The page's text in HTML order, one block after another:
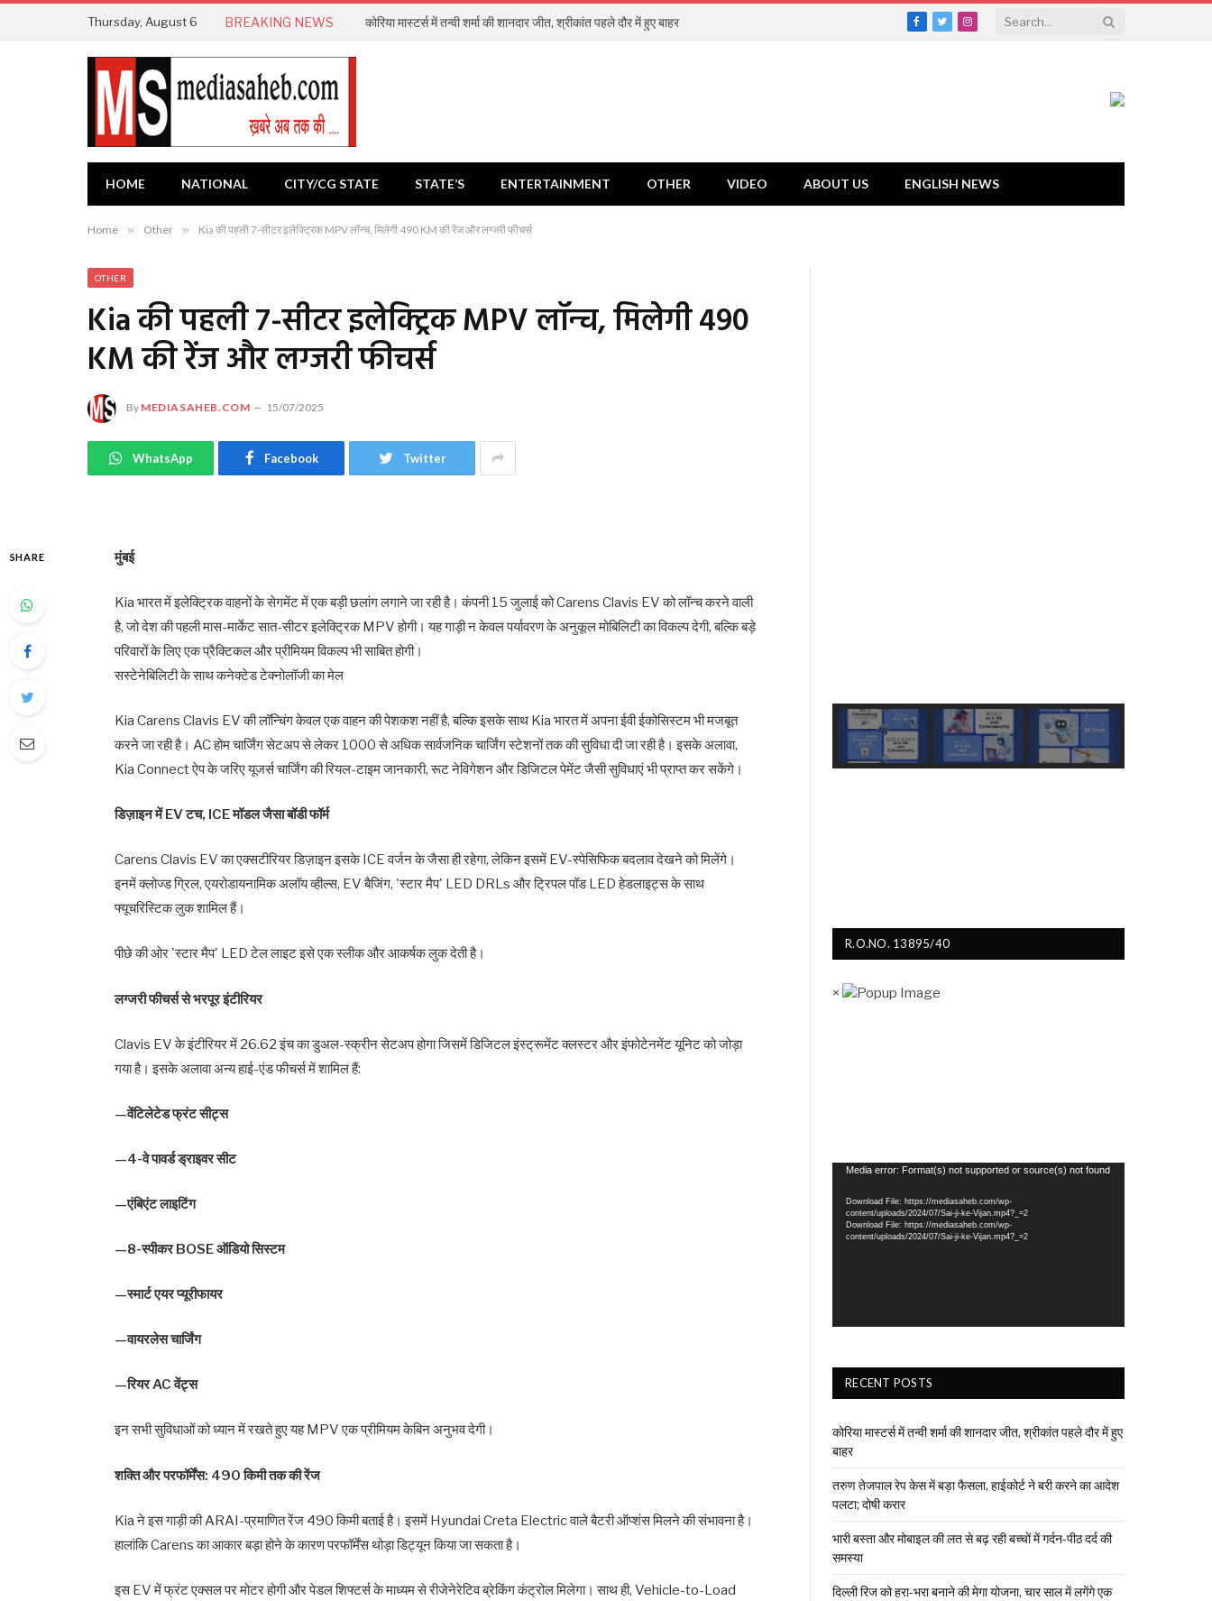
Thursday, August 6 BREAKING NEWS कोरिया मास्टर्स में तन्वी शर्मा की शानदार जीत, श्रीकांत पहले दौर में हुए बाहर
Facebook
TwitterInstagram
HOME NATIONAL CITY/CG STATE STATE’S ENTERTAINMENT OTHER VIDEO ABOUT US ENGLISH NEWS
Home » Other » Kia की पहली 7-सीटर इलेक्ट्रिक MPV लॉन्च, मिलेगी 490 KM की रेंज और लग्जरी फीचर्स
OTHER
Kia की पहली 7-सीटर इलेक्ट्रिक MPV लॉन्च, मिलेगी 490
KM की रेंज और लग्जरी फीचर्स
By MEDIASAHEB.COM 15/07/2025
WhatsApp Facebook Twitter
SHARE मुंबई
Kia भारत में इलेक्ट्रिक वाहनों के सेगमेंट में एक बड़ी छलांग लगाने जा रही है। कंपनी 15 जुलाई को Carens Clavis EV को लॉन्च करने वाली
है, जो देश की पहली मास-मार्केट सात-सीटर इलेक्ट्रिक MPV होगी। यह गाड़ी न केवल पर्यावरण के अनुकूल मोबिलिटी का विकल्प देगी, बल्कि बड़े
परिवारों के लिए एक प्रैक्टिकल और प्रीमियम विकल्प भी साबित होगी।
सस्टेनेबिलिटी के साथ कनेक्टेड टेक्नोलॉजी का मेल
Kia Carens Clavis EV की लॉन्चिंग केवल एक वाहन की पेशकश नहीं है, बल्कि इसके साथ Kia भारत में अपना ईवी ईकोसिस्टम भी मजबूत
करने जा रही है। AC होम चार्जिंग सेटअप से लेकर 1000 से अधिक सार्वजनिक चार्जिंग स्टेशनों तक की सुविधा दी जा रही है। इसके अलावा,
Kia Connect ऐप के जरिए यूजर्स चार्जिंग की रियल-टाइम जानकारी, रूट नेविगेशन और डिजिटल पेमेंट जैसी सुविधाएं भी प्राप्त कर सकेंगे।
डिज़ाइन में EV टच, ICE मॉडल जैसा बॉडी फॉर्म
Carens Clavis EV का एक्सटीरियर डिज़ाइन इसके ICE वर्जन के जैसा ही रहेगा, लेकिन इसमें EV-स्पेसिफिक बदलाव देखने को मिलेंगे।
इनमें क्लोज्ड ग्रिल, एयरोडायनामिक अलॉय व्हील्स, EV बैजिंग, 'स्टार मैप' LED DRLs और ट्रिपल पॉड LED हेडलाइट्स के साथ
फ्यूचरिस्टिक लुक शामिल हैं।
पीछे की ओर 'स्टार मैप' LED टेल लाइट इसे एक स्लीक और आकर्षक लुक देती है।
लग्जरी फीचर्स से भरपूर इंटीरियर
Clavis EV के इंटीरियर में 26.62 इंच का डुअल-स्क्रीन सेटअप होगा जिसमें डिजिटल इंस्ट्रूमेंट क्लस्टर और इंफोटेनमेंट यूनिट को जोड़ा
गया है। इसके अलावा अन्य हाई-एंड फीचर्स में शामिल हैं:
—वेंटिलेटेड फ्रंट सीट्स
—4-वे पावर्ड ड्राइवर सीट
—एंबिएंट लाइटिंग
—8-स्पीकर BOSE ऑडियो सिस्टम
—स्मार्ट एयर प्यूरीफायर
—वायरलेस चार्जिंग
—रियर AC वेंट्स
इन सभी सुविधाओं को ध्यान में रखते हुए यह MPV एक प्रीमियम केबिन अनुभव देगी।
शक्ति और परफॉर्मेंस: 490 किमी तक की रेंज
Kia ने इस गाड़ी की ARAI-प्रमाणित रेंज 490 किमी बताई है। इसमें Hyundai Creta Electric वाले बैटरी ऑप्शंस मिलने की संभावना है।
हालांकि Carens का आकार बड़ा होने के कारण परफॉर्मेंस थोड़ा डिट्यून किया जा सकता है।
इस EV में फ्रंट एक्सल पर मोटर होगी और पेडल शिफ्टर्स के माध्यम से रीजेनेरेटिव ब्रेकिंग कंट्रोल मिलेगा। साथ ही, Vehicle-to-Load
R.O.NO. 13895/40
×
Video
Media error: Format(s) not supported or source(s) not found
Download File: https://mediasaheb.com/wp-
content/uploads/2024/07/Sai-ji-ke-Vijan.mp4?_=2
Download File: https://mediasaheb.com/wp-
content/uploads/2024/07/Sai-ji-ke-Vijan.mp4?_=2
RECENT POSTS
कोरिया मास्टर्स में तन्वी शर्मा की शानदार जीत, श्रीकांत पहले दौर में हुए
बाहर
तरुण तेजपाल रेप केस में बड़ा फैसला, हाईकोर्ट ने बरी करने का आदेश
पलटा; दोषी करार
भारी बस्ता और मोबाइल की लत से बढ़ रही बच्चों में गर्दन-पीठ दर्द की
समस्या
दिल्ली रिज को हरा-भरा बनाने की मेगा योजना, चार साल में लगेंगे एक